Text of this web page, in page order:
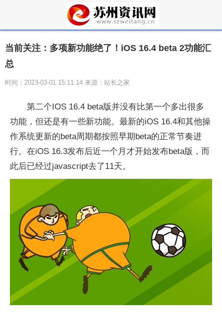
当前关注：多项新功能绝了！iOS 16.4 beta 2功能汇
总
时间：2023-03-01 15:11:14 来源：站长之家
第二个IOS 16.4 beta版并没有比第一个多出很多
功能，但还是有一些新功能。最新的iOS 16.4和其他操
作系统更新的beta周期都按照早期beta的正常节奏进
行。在iOS 16.3发布后近一个月才开始发布beta版，而
此后已经过javascript去了11天。